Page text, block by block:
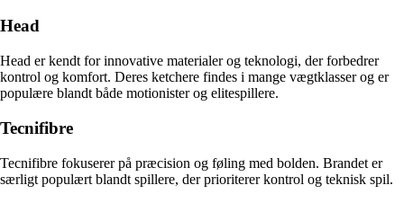
Head
Head er kendt for innovative materialer og teknologi, der forbedrer
kontrol og komfort. Deres ketchere findes i mange vægtklasser og er
populære blandt både motionister og elitespillere.
Tecnifibre
Tecnifibre fokuserer på præcision og føling med bolden. Brandet er
særligt populært blandt spillere, der prioriterer kontrol og teknisk spil.